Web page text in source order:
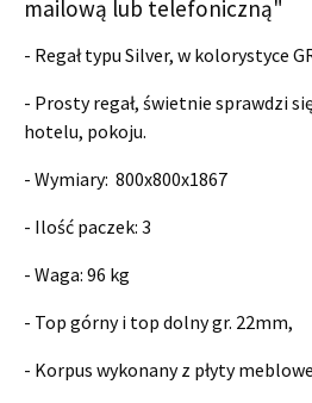
mailową lub telefoniczną"
- Regał typu Silver, w kolorystyce
- Prosty regał, świetnie sprawdzi
hotelu, pokoju.
- Wymiary: 800x800x1867
- Ilość paczek: 3
- Waga: 96 kg
- Top górny i top dolny gr. 22mm,
- Korpus wykonany z płyty